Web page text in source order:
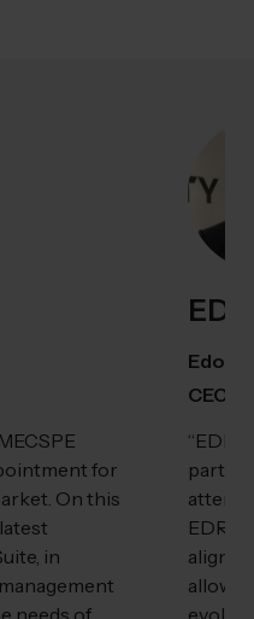
for
On this
in
needs of
CEO
“EDR
EDR